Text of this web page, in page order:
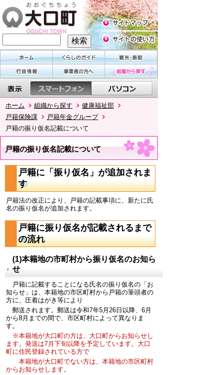
ホーム 組織から探す
健康福祉部
戸籍保険課
戸籍年金グループ
戸籍の振り仮名記載について
戸籍の振り仮名記載について
戸籍に「振り仮名」が追加されま
す
戸籍法の改正により、戸籍の記載事項に、新たに氏
名の振り仮名が追加されます。
戸籍に振り仮名が記載されるまで
の流れ
(1)本籍地の市町村から振り仮名のお知ら
せ
戸籍に記載することになる氏名の振り仮名の「お
知らせ」は、本籍地の市区町村から戸籍の筆頭者の
方に、圧着はがき等により
郵送されます。郵送は令和7年5月26日以降、6月
から8月までの間で、市区町村によって異なりま
す。
※本籍地が大口町の方は、大口町からお知らせし
ます。発送は7月下旬以降を予定しています。大口
町に住民登録されている方で
本籍地が大口町でない方は、本籍地の市区町村
からお知らせします。